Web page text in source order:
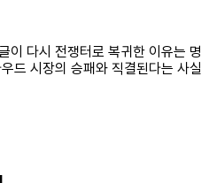
이 다시 전쟁터로 복귀한 이유는 명
드 시장의 승패와 직결된다는 사실